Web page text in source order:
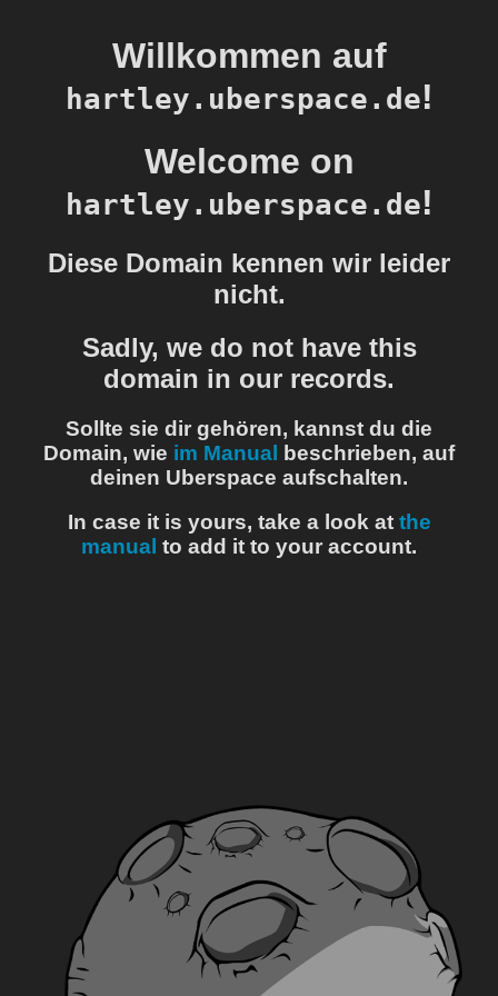
Willkommen auf
hartley.uberspace.de!
Welcome on
hartley.uberspace.de!
Diese Domain kennen wir leider
nicht.
Sadly, we do not have this
domain in our records.
Sollte sie dir gehören, kannst du die
Domain, wie im Manual beschrieben, auf
deinen Uberspace aufschalten.
In case it is yours, take a look at the
manual to add it to your account.